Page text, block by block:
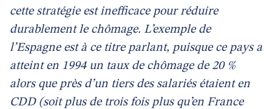
cette stratégie est inefficace pour réduire
durablement le chômage. L’exemple de
l’Espagne est à ce titre parlant, puisque ce pays a
atteint en 1994 un taux de chômage de 20 %
alors que près d’un tiers des salariés étaient en
CDD (soit plus de trois fois plus qu’en France